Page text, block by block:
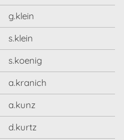
g.klein
s.klein
s.koenig
a.kranich
a.kunz
d.kurtz